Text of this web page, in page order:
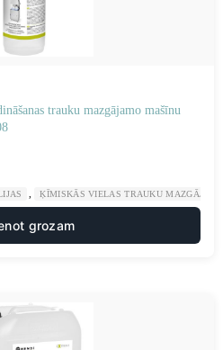
trauku mazgājamo mašīnu
ĶĪMISKĀS VIELAS TRAUKU
grozam